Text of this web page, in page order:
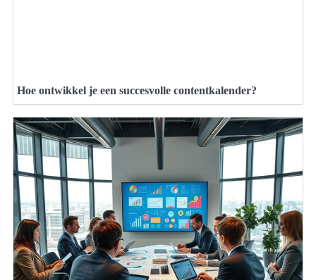
Hoe ontwikkel je een succesvolle contentkalender?